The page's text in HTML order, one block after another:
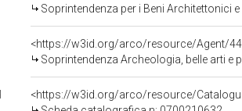
Soprintendenza per i Beni Architettonici
<https://w3id.org/arco/resource/Agent/
Soprintendenza Archeologia, belle arti e
<https://w3id.org/arco/resource/